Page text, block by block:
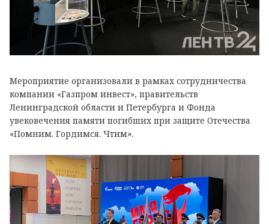
Мероприятие организовали в рамках сотрудничества
компании «Газпром инвест», правительств
Ленинградской области и Петербурга и Фонда
увековечения памяти погибших при защите Отечества
«Помним. Гордимся. Чтим».